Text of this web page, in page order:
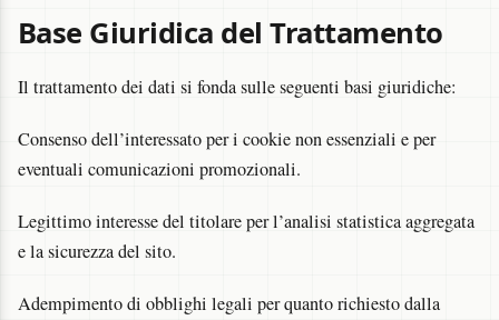
Base Giuridica del Trattamento
Il trattamento dei dati si fonda sulle seguenti basi giuridiche:
Consenso dell’interessato per i cookie non essenziali e per
eventuali comunicazioni promozionali.
Legittimo interesse del titolare per l’analisi statistica aggregata
e la sicurezza del sito.
Adempimento di obblighi legali per quanto richiesto dalla